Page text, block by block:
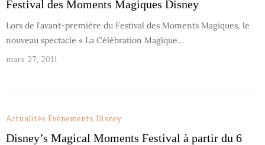
Festival des Moments Magiques Disney
Lors de l’avant-première du Festival des Moments Magiques, le
nouveau spectacle « La Célébration Magique…
mars 27, 2011
Actualités Evènements Disney
Disney’s Magical Moments Festival à partir du 6